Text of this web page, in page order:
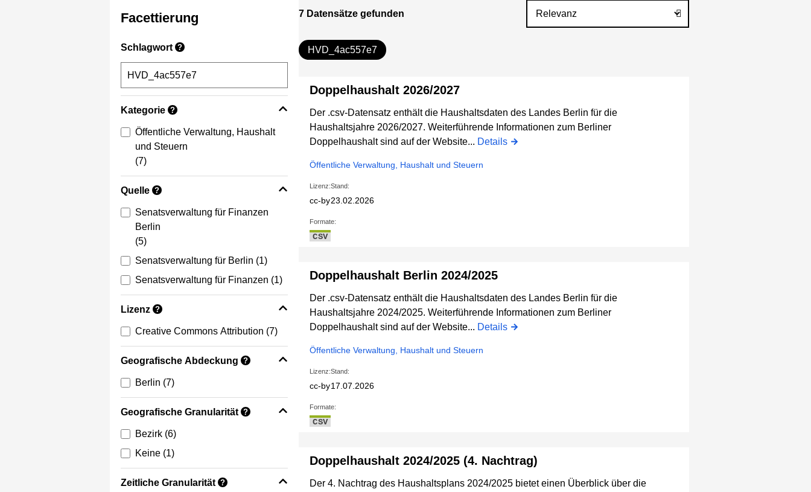
Facettierung
Schlagwort ?
Kategorie ?
Öffentliche Verwaltung, Haushalt
und Steuern
(7)
Quelle ?
Senatsverwaltung für Finanzen
Berlin
(5)
Senatsverwaltung für Berlin (1)
Senatsverwaltung für Finanzen (1)
Lizenz ?
Creative Commons Attribution (7)
Geografische Abdeckung ?
Berlin (7)
Geografische Granularität ?
Bezirk (6)
Keine (1)
Zeitliche Granularität ?
7 Datensätze gefunden
HVD_4ac557e7
Doppelhaushalt 2026/2027
Der .csv-Datensatz enthält die Haushaltsdaten des Landes Berlin für die
Haushaltsjahre 2026/2027. Weiterführende Informationen zum Berliner
Doppelhaushalt sind auf der Website... Details
Öffentliche Verwaltung, Haushalt und Steuern
Lizenz:
cc-by
Stand:
23.02.2026
Formate:
CSV
Doppelhaushalt Berlin 2024/2025
Der .csv-Datensatz enthält die Haushaltsdaten des Landes Berlin für die
Haushaltsjahre 2024/2025. Weiterführende Informationen zum Berliner
Doppelhaushalt sind auf der Website... Details
Öffentliche Verwaltung, Haushalt und Steuern
Lizenz:
cc-by
Stand:
17.07.2026
Formate:
CSV
Doppelhaushalt 2024/2025 (4. Nachtrag)
Der 4. Nachtrag des Haushaltsplans 2024/2025 bietet einen Überblick über die